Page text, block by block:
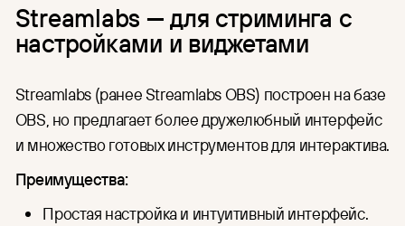
Streamlabs — для стриминга с
настройками и виджетами
Streamlabs (ранее Streamlabs OBS) построен на базе
OBS, но предлагает более дружелюбный интерфейс
и множество готовых инструментов для интерактива.
Преимущества:
Простая настройка и интуитивный интерфейс.